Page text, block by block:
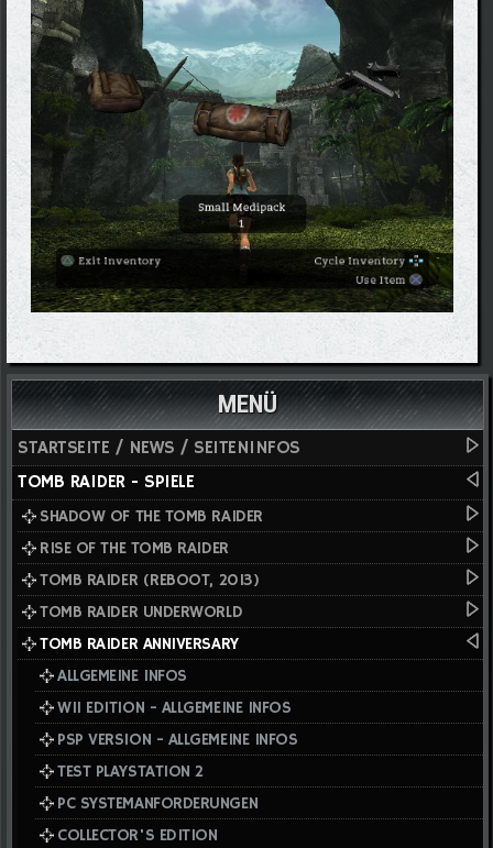
MENÜ
STARTSEITE / NEWS / SEITENINFOS
TOMB RAIDER - SPIELE
SHADOW OF THE TOMB RAIDER
RISE OF THE TOMB RAIDER
TOMB RAIDER (REBOOT, 2013)
TOMB RAIDER UNDERWORLD
TOMB RAIDER ANNIVERSARY
ALLGEMEINE INFOS
WII EDITION - ALLGEMEINE INFOS
PSP VERSION - ALLGEMEINE INFOS
TEST PLAYSTATION 2
PC SYSTEMANFORDERUNGEN
COLLECTOR'S EDITION